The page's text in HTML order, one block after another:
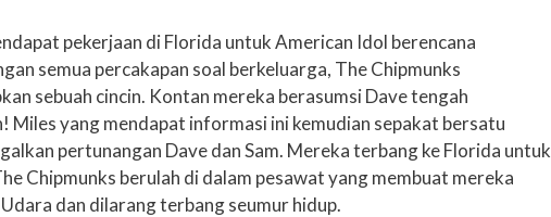
pekerjaan di Florida untuk American Idol berencana
semua percakapan soal berkeluarga, The Chipmunks
sebuah cincin. Kontan mereka berasumsi Dave tengah
Miles yang mendapat informasi ini kemudian sepakat bersatu
pertunangan Dave dan Sam. Mereka terbang ke Florida untuk
Chipmunks berulah di dalam pesawat yang membuat mereka
dan dilarang terbang seumur hidup.